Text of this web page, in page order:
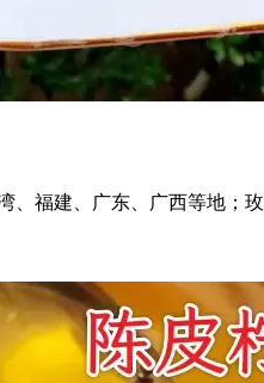
、福建、广东、广西等地；